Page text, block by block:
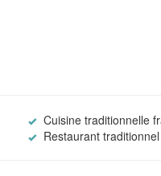
Cuisine traditionnelle
Restaurant traditionnel